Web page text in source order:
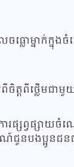
ចធ្លោម្នាក់ក្នុ
ចិត្តពីថ្លើមជា
ផ្សព្វផ្សាយចំណ
ណ៍ជូនបងប្អូនជ